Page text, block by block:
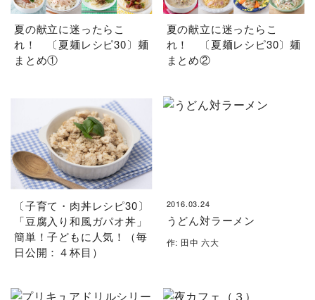
夏の献立に迷ったらこ
れ！ 〔夏麺レシピ30〕麺
まとめ①
夏の献立に迷ったらこ
れ！ 〔夏麺レシピ30〕麺
まとめ②
〔子育て・肉丼レシピ30〕
「豆腐入り和風ガパオ丼」
簡単！子どもに人気！（毎
日公開：４杯目）
2016.03.24
うどん対ラーメン
作: 田中 六大